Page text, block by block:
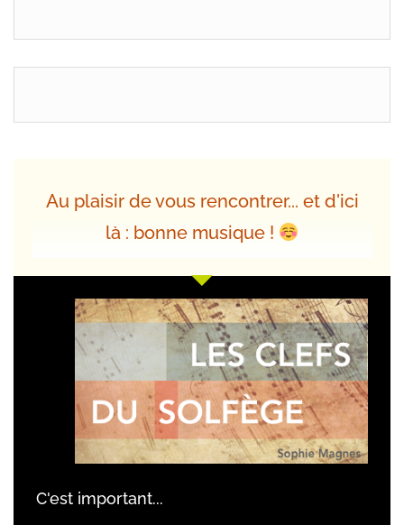
Au plaisir de vous rencontrer... et d'ici
là : bonne musique !
C'est important...